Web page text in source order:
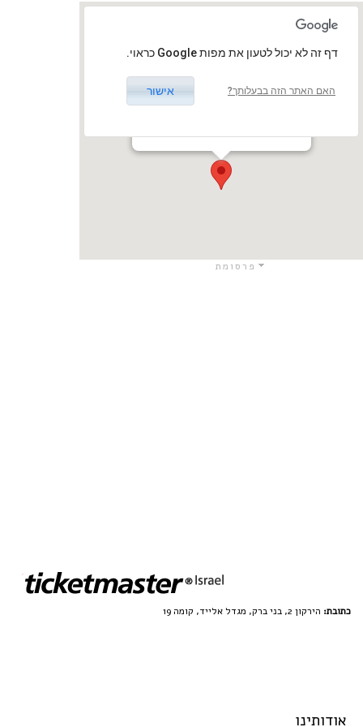
אולם התרבות גבעת שמואל
‏דף זה לא יכול לטעון את מפות Google כראוי.
האם האתר הזה בבעלותך? אישור
פרסומת
כתובת: הירקון 2, בני ברק, מגדל אלייד, קומה 19
אודותינו